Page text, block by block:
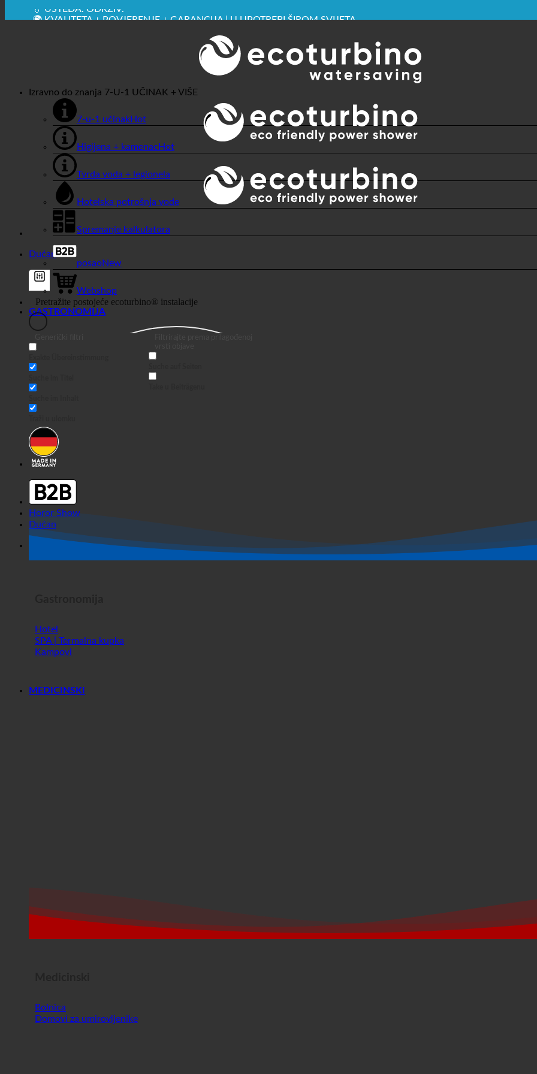
💧 UŠTEDA. ODRŽIV.
🌍 KVALITETA + POVJERENJE + GARANCIJA | U UPOTREBI ŠIROM SVIJETA
Dućan
Generički filtri
Exakte Übereinstimmung
Suche im Titel
Suche im Inhalt
Traži u ulomku
vrsti objave
Suche auf Seiten
Horor Show
Dućan
Izravno do znanja
7-u-1 učinak
Higijena + kamenac
Tvrda voda + legionela
Hotelska potrošnja vode
Spremanje kalkulatora
posao
Webshop
GASTRONOMIJA
Hotel
SPA | Termalna kupka
Kampovi
MEDICINSKI
Bolnica
Domovi za umirovljenike